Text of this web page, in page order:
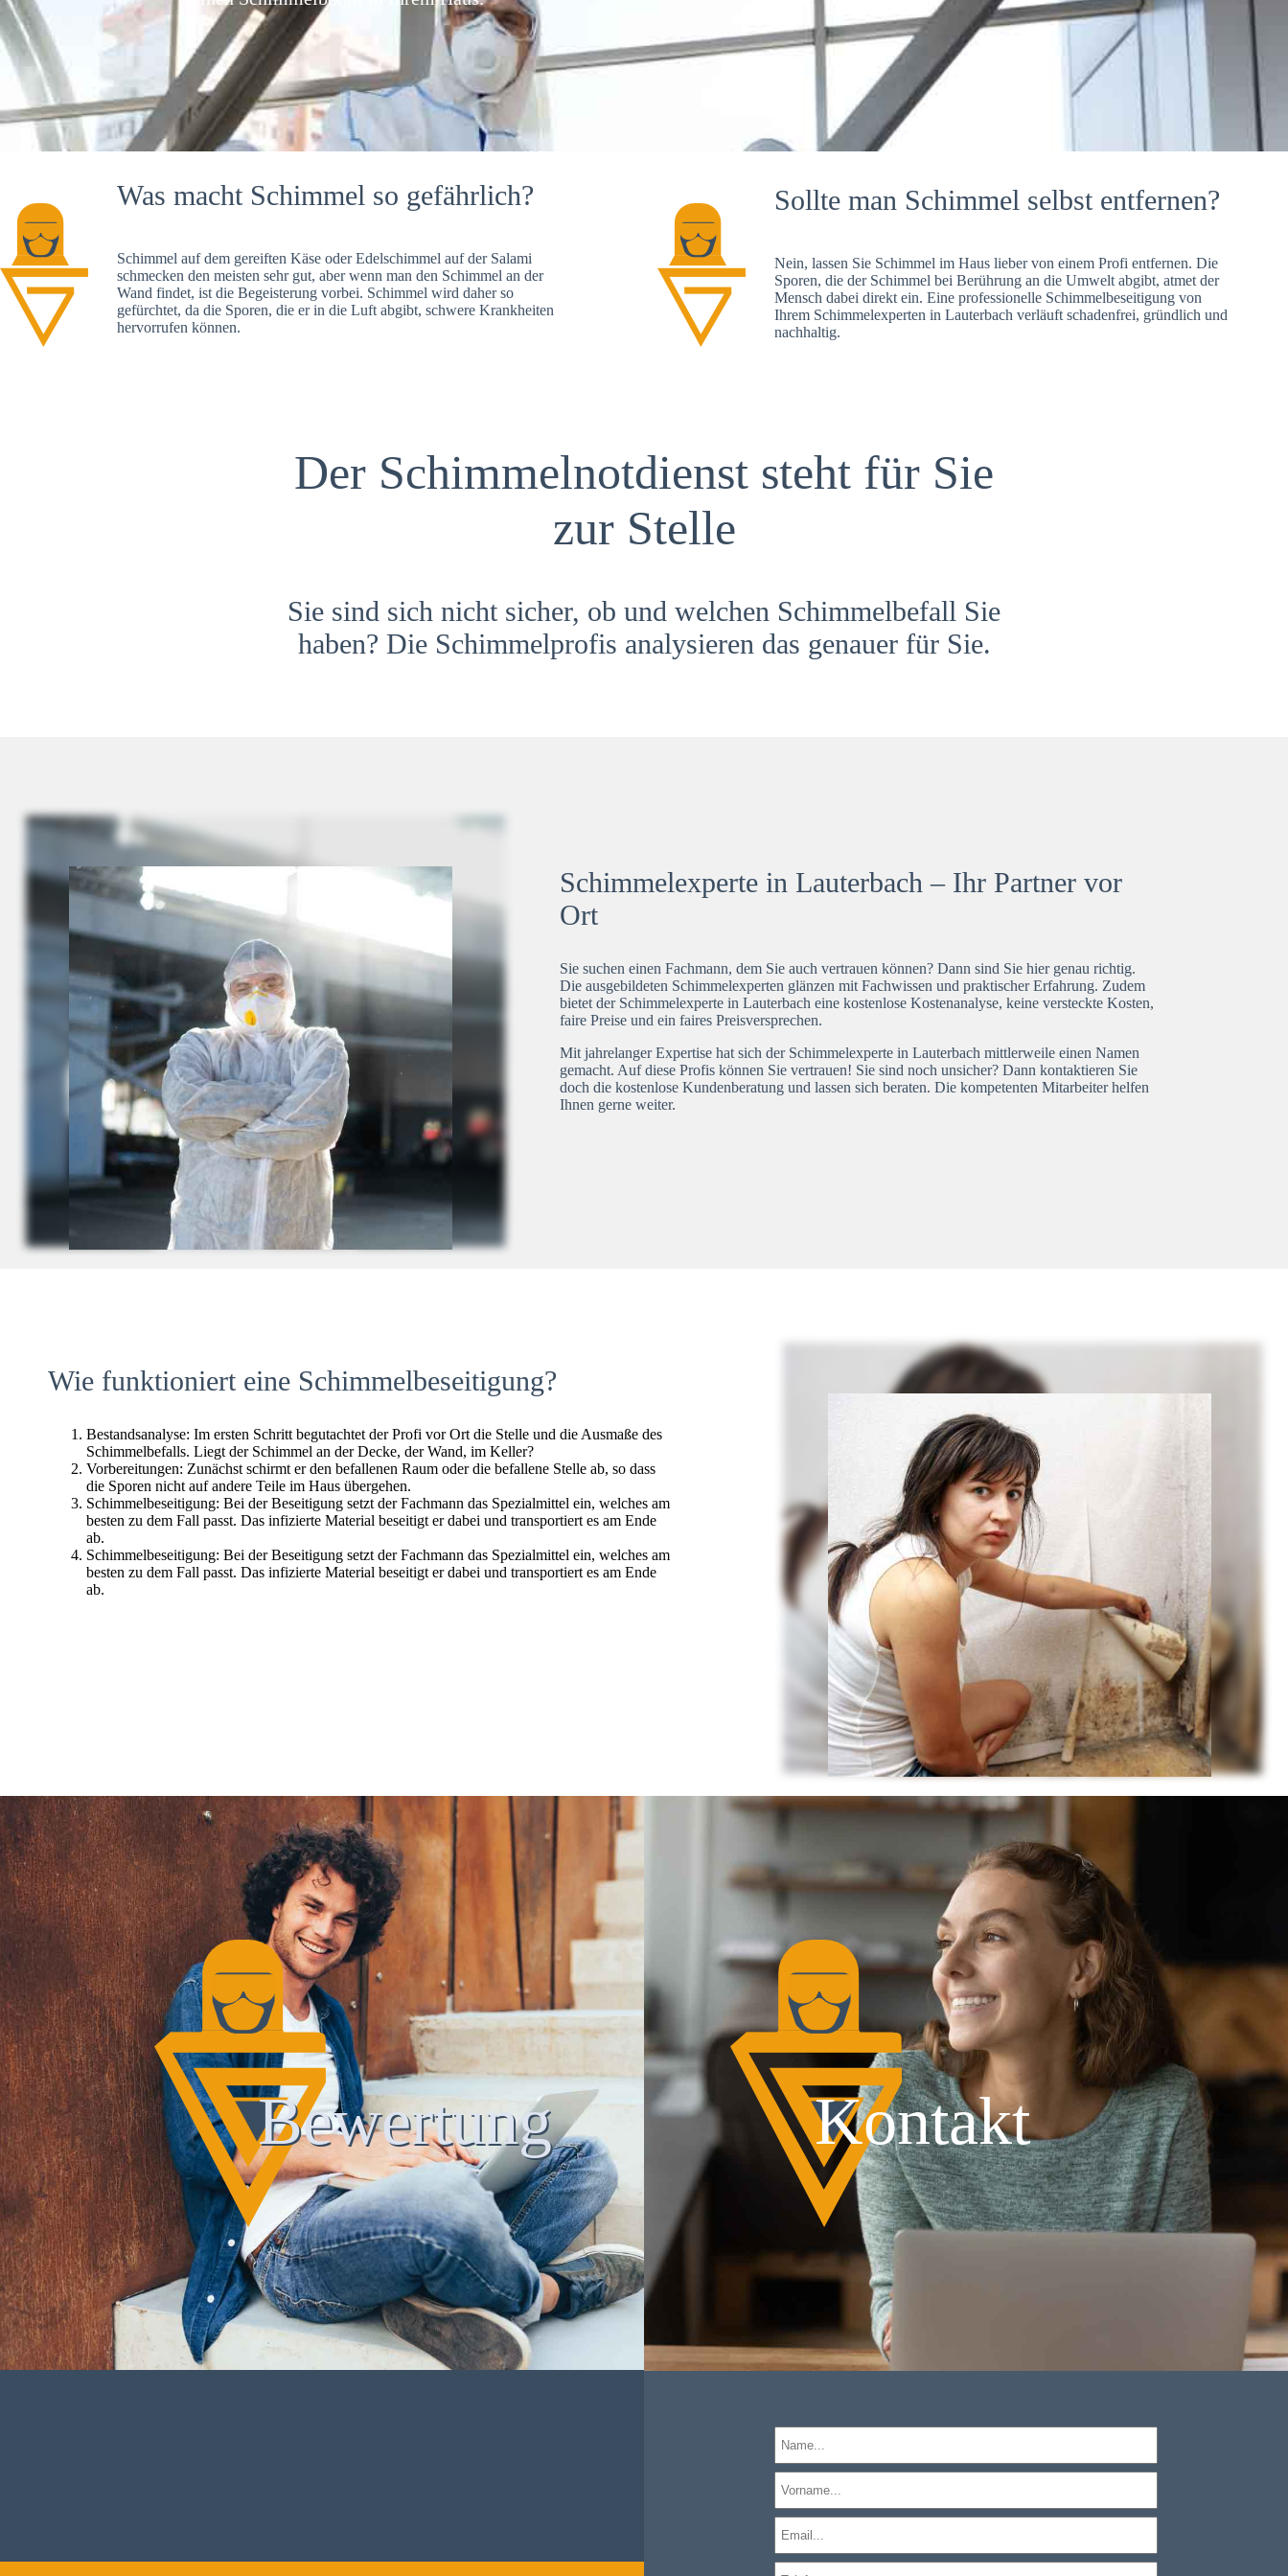
Was macht Schimmel so gefährlich?
Schimmel auf dem gereiften Käse oder Edelschimmel auf der Salami
schmecken den meisten sehr gut, aber wenn man den Schimmel an der
Wand findet, ist die Begeisterung vorbei. Schimmel wird daher so
gefürchtet, da die Sporen, die er in die Luft abgibt, schwere Krankheiten
hervorrufen können.
Sollte man Schimmel selbst entfernen?
Nein, lassen Sie Schimmel im Haus lieber von einem Profi entfernen. Die
Sporen, die der Schimmel bei Berührung an die Umwelt abgibt, atmet der
Mensch dabei direkt ein. Eine professionelle Schimmelbeseitigung von
Ihrem Schimmelexperten in Lauterbach verläuft schadenfrei, gründlich und
nachhaltig.
Der Schimmelnotdienst steht für Sie
zur Stelle
Sie sind sich nicht sicher, ob und welchen Schimmelbefall Sie
haben? Die Schimmelprofis analysieren das genauer für Sie.
Schimmelexperte in Lauterbach – Ihr Partner vor
Ort
Sie suchen einen Fachmann, dem Sie auch vertrauen können? Dann sind Sie hier genau richtig.
Die ausgebildeten Schimmelexperten glänzen mit Fachwissen und praktischer Erfahrung. Zudem
bietet der Schimmelexperte in Lauterbach eine kostenlose Kostenanalyse, keine versteckte Kosten,
faire Preise und ein faires Preisversprechen.
Mit jahrelanger Expertise hat sich der Schimmelexperte in Lauterbach mittlerweile einen Namen
gemacht. Auf diese Profis können Sie vertrauen! Sie sind noch unsicher? Dann kontaktieren Sie
doch die kostenlose Kundenberatung und lassen sich beraten. Die kompetenten Mitarbeiter helfen
Ihnen gerne weiter.
Wie funktioniert eine Schimmelbeseitigung?
Bestandsanalyse: Im ersten Schritt begutachtet der Profi vor Ort die Stelle und die Ausmaße des
Schimmelbefalls. Liegt der Schimmel an der Decke, der Wand, im Keller?
Vorbereitungen: Zunächst schirmt er den befallenen Raum oder die befallene Stelle ab, so dass
die Sporen nicht auf andere Teile im Haus übergehen.
Schimmelbeseitigung: Bei der Beseitigung setzt der Fachmann das Spezialmittel ein, welches am
besten zu dem Fall passt. Das infizierte Material beseitigt er dabei und transportiert es am Ende
ab.
Schimmelbeseitigung: Bei der Beseitigung setzt der Fachmann das Spezialmittel ein, welches am
besten zu dem Fall passt. Das infizierte Material beseitigt er dabei und transportiert es am Ende
ab.
Bewertung Kontakt